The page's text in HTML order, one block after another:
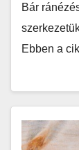
Bár
Ebben a